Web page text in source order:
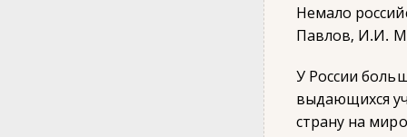
Немало
Павлов, И.И.
У России
выдающихся
страну на